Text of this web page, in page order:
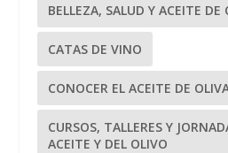
BELLEZA, SALUD Y ACEITE DE
CATAS DE VINO
CONOCER EL ACEITE DE
CURSOS, TALLERES Y
ACEITE Y DEL OLIVO